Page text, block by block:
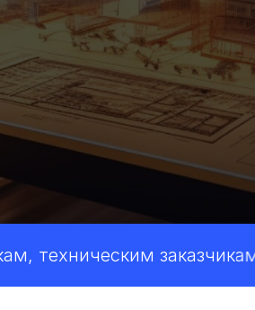
заказчикам и